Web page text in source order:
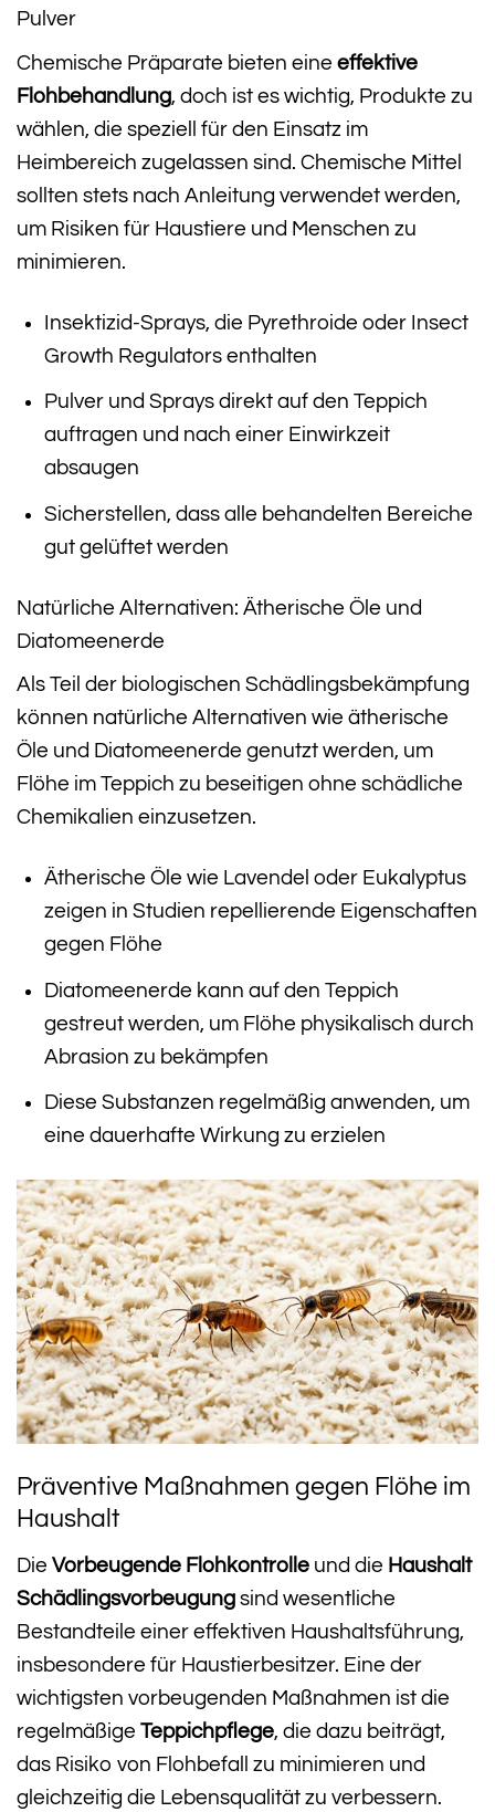
Pulver
Chemische Präparate bieten eine effektive
Flohbehandlung, doch ist es wichtig, Produkte zu
wählen, die speziell für den Einsatz im
Heimbereich zugelassen sind. Chemische Mittel
sollten stets nach Anleitung verwendet werden,
um Risiken für Haustiere und Menschen zu
minimieren.
Insektizid-Sprays, die Pyrethroide oder Insect
Growth Regulators enthalten
Pulver und Sprays direkt auf den Teppich
auftragen und nach einer Einwirkzeit
absaugen
Sicherstellen, dass alle behandelten Bereiche
gut gelüftet werden
Natürliche Alternativen: Ätherische Öle und
Diatomeenerde
Als Teil der biologischen Schädlingsbekämpfung
können natürliche Alternativen wie ätherische
Öle und Diatomeenerde genutzt werden, um
Flöhe im Teppich zu beseitigen ohne schädliche
Chemikalien einzusetzen.
Ätherische Öle wie Lavendel oder Eukalyptus
zeigen in Studien repellierende Eigenschaften
gegen Flöhe
Diatomeenerde kann auf den Teppich
gestreut werden, um Flöhe physikalisch durch
Abrasion zu bekämpfen
Diese Substanzen regelmäßig anwenden, um
eine dauerhafte Wirkung zu erzielen
Präventive Maßnahmen gegen Flöhe im
Haushalt
Die Vorbeugende Flohkontrolle und die Haushalt
Schädlingsvorbeugung sind wesentliche
Bestandteile einer effektiven Haushaltsführung,
insbesondere für Haustierbesitzer. Eine der
wichtigsten vorbeugenden Maßnahmen ist die
regelmäßige Teppichpflege, die dazu beiträgt,
das Risiko von Flohbefall zu minimieren und
gleichzeitig die Lebensqualität zu verbessern.